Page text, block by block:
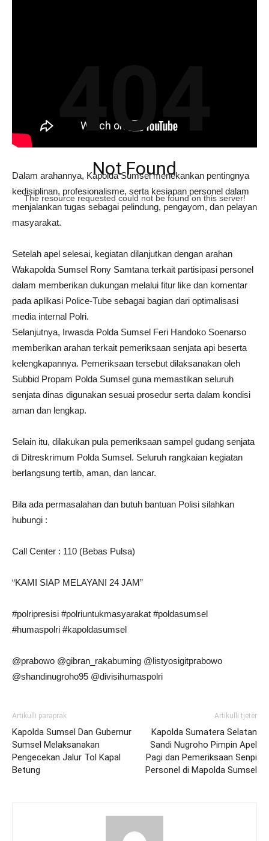
Dalam arahannya, Kapolda Sumsel menekankan pentingnya
kedisiplinan, profesionalisme, serta kesiapan personel dalam
menjalankan tugas sebagai pelindung, pengayom, dan pelayan
masyarakat.
Setelah apel selesai, kegiatan dilanjutkan dengan arahan
Wakapolda Sumsel Rony Samtana terkait partisipasi personel
dalam memberikan dukungan melalui fitur like dan komentar
pada aplikasi Police-Tube sebagai bagian dari optimalisasi
media internal Polri.
Selanjutnya, Irwasda Polda Sumsel Feri Handoko Soenarso
memberikan arahan terkait pemeriksaan senjata api beserta
kelengkapannya. Pemeriksaan tersebut dilaksanakan oleh
Subbid Propam Polda Sumsel guna memastikan seluruh
senjata dinas digunakan sesuai prosedur serta dalam kondisi
aman dan lengkap.
Selain itu, dilakukan pula pemeriksaan sampel gudang senjata
di Ditreskrimum Polda Sumsel. Seluruh rangkaian kegiatan
berlangsung tertib, aman, dan lancar.
Bila ada permasalahan dan butuh bantuan Polisi silahkan
hubungi :
Call Center : 110 (Bebas Pulsa)
“KAMI SIAP MELAYANI 24 JAM”
#polripresisi #polriuntukmasyarakat #poldasumsel
#humaspolri #kapoldasumsel
@prabowo @gibran_rakabuming @listyosigitprabowo
@shandinugroho95 @divisihumaspolri
Artikulli paraprak
Kapolda Sumsel Dan Gubernur
Sumsel Melaksanakan
Pengecekan Jalur Tol Kapal
Betung
Artikulli tjetër
Kapolda Sumatera Selatan
Sandi Nugroho Pimpin Apel
Pagi dan Pemeriksaan Senpi
Personel di Mapolda Sumsel
404
Not Found
The resource requested could not be found on this server!